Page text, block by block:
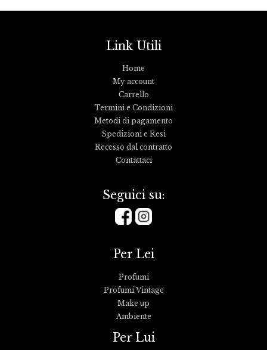
Link Utili
Home
My account
Carrello
Termini e Condizioni
Metodi di pagamento
Spedizioni e Resi
Recesso dal contratto
Contattaci
Seguici su:
Per Lei
Profumi
Profumi Vintage
Make up
Ambiente
Per Lui